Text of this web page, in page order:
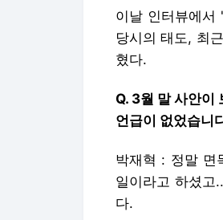
이날 인터뷰에서
당시의 태도, 최
혔다.
Q. 3월 말 사안이
언급이 없었습니
박재혁 : 정말 면
일이라고 하셨고
다.